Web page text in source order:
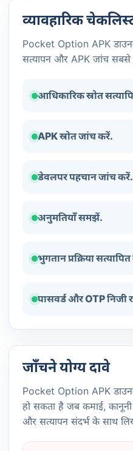
व्यावहारिक
Pocket Option APK
सत्यापन और APK जांच
आधिकारिक स्रोत
APK स्रोत जांच करें.
डेवलपर पहचान जांच करें.
अनुमतियाँ समझें.
भुगतान प्रक्रिया
पासवर्ड और OTP निजी
जाँचने योग्य दावे
Pocket Option APK
हो सकता है जब कमाई, कानूनी
और सत्यापन संदर्भ के साथ